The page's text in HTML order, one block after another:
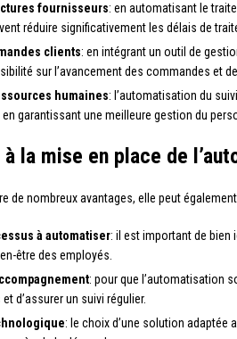
fournisseurs: en automatisant le
réduire significativement les délais de
clients: en intégrant un outil de
sur l’avancement des commandes et
humaines: l’automatisation du
garantissant une meilleure gestion du
la mise en place de
de nombreux avantages, elle peut
à automatiser: il est important de bien
être des employés.
: pour que l’automatisation
d’assurer un suivi régulier.
: le choix d’une solution